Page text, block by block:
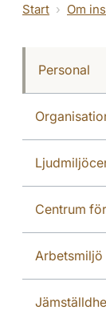
Start Om
Personal
Centrum